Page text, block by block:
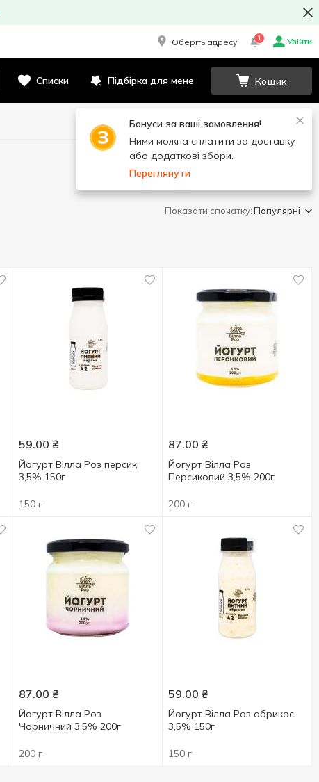
Оберіть адресу 1 Увійти
Списки Підбірка для мене Кошик
Бонуси за ваші замовлення!
Ними можна сплатити за доставку
або додаткові збори.
Переглянути
Показати спочатку:Популярні
59.00 ₴
Йогурт Вілла Роз персик
3,5% 150г
150 г
87.00 ₴
Йогурт Вілла Роз
Персиковий 3,5% 200г
200 г
87.00 ₴
Йогурт Вілла Роз
Чорничний 3,5% 200г
200 г
59.00 ₴
Йогурт Вілла Роз абрикос
3,5% 150г
150 г